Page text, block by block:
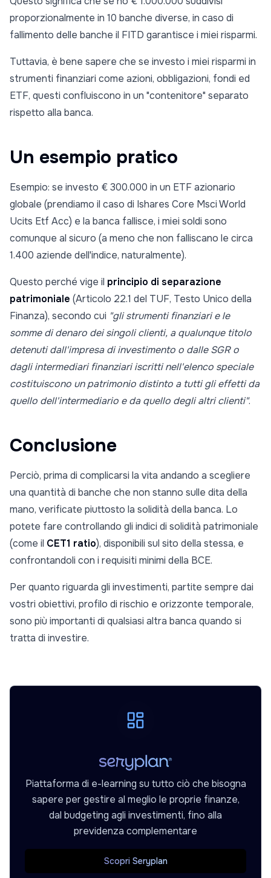
proporzionalmente in 10 banche diverse, in caso di
fallimento delle banche il FITD garantisce i miei risparmi.
Tuttavia, è bene sapere che se investo i miei risparmi in
strumenti finanziari come azioni, obbligazioni, fondi ed
ETF, questi confluiscono in un "contenitore" separato
rispetto alla banca.
Un esempio pratico
Esempio: se investo € 300.000 in un ETF azionario
globale (prendiamo il caso di Ishares Core Msci World
Ucits Etf Acc) e la banca fallisce, i miei soldi sono
comunque al sicuro (a meno che non falliscano le circa
1.400 aziende dell'indice, naturalmente).
Questo perché vige il principio di separazione
patrimoniale (Articolo 22.1 del TUF, Testo Unico della
Finanza), secondo cui "gli strumenti finanziari e le
somme di denaro dei singoli clienti, a qualunque titolo
detenuti dall'impresa di investimento o dalle SGR o
dagli intermediari finanziari iscritti nell'elenco speciale
costituiscono un patrimonio distinto a tutti gli effetti da
quello dell'intermediario e da quello degli altri clienti".
Conclusione
Perciò, prima di complicarsi la vita andando a scegliere
una quantità di banche che non stanno sulle dita della
mano, verificate piuttosto la solidità della banca. Lo
potete fare controllando gli indici di solidità patrimoniale
(come il CET1 ratio), disponibili sul sito della stessa, e
confrontandoli con i requisiti minimi della BCE.
Per quanto riguarda gli investimenti, partite sempre dai
vostri obiettivi, profilo di rischio e orizzonte temporale,
sono più importanti di qualsiasi altra banca quando si
tratta di investire.
Piattaforma di e-learning su tutto ciò che bisogna
sapere per gestire al meglio le proprie finanze,
dal budgeting agli investimenti, fino alla
previdenza complementare
Scopri Seryplan